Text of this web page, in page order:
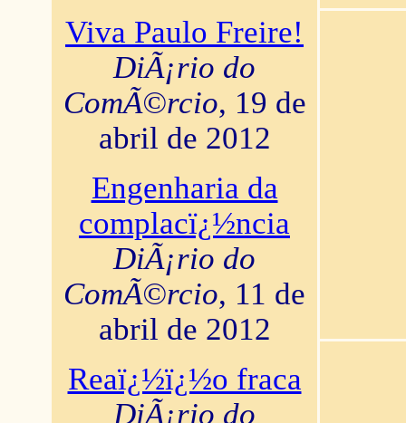
Viva Paulo Freire!
DiÃ¡rio do
ComÃ©rcio, 19 de
abril de 2012
Engenharia da
complacï¿½ncia
DiÃ¡rio do
ComÃ©rcio, 11 de
abril de 2012
Reaï¿½ï¿½o fraca
DiÃ¡rio do